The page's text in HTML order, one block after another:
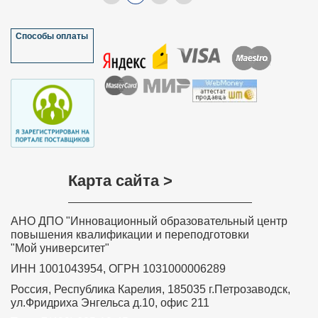
Мазулёва Ольга Ивановна, учитель
математики МОУ “Петропавловская
основная общеобразовательная школа”
Краснозерского района Новосибирской
области
Хочу выразить слова благодарности всем, кто
необходимы в повседневной преподавательской
Вашем курсе, будет очень полезна в моей
сказать, что все знания и теоретические навыки,
представленные в этом курсе, будут применяться
мной на практике в полном объеме. Я буду рада
принять участие в новых курсах, которые вы будете
Забелина Ирина Рашитовна,
преподаватель профессиональной
подготовки – профессионального
Способы оплаты
Карта сайта >
АНО ДПО "Инновационный образовательный центр
повышения квалификации и переподготовки
"Мой университет"
ИНН 1001043954, ОГРН 1031000006289
Россия, Республика Карелия, 185035 г.Петрозаводск,
ул.Фридриха Энгельса д.10, офис 211